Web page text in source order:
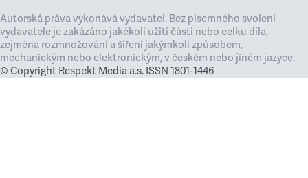
Autorská práva vykonává vydavatel. Bez písemného svolení
vydavatele je zakázáno jakékoli užití částí nebo celku díla,
zejména rozmnožování a šíření jakýmkoli způsobem,
mechanickým nebo elektronickým, v českém nebo jiném jazyce.
© Copyright Respekt Media a.s. ISSN 1801-1446